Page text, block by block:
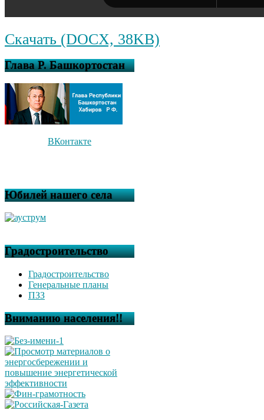
Скачать (DOCX, 38KB)
Глава Р. Башкортостан
ВКонтакте
Юбилей нашего села
Градостроительство
Градостроительство
Генеральные планы
ПЗЗ
Вниманию населения!!